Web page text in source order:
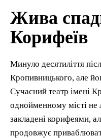
Жива
Корифеїв
Минуло десятиліття
Кропивницького, але
Сучасний театр імені
однойменному місті не
закладені корифеями,
продовжує